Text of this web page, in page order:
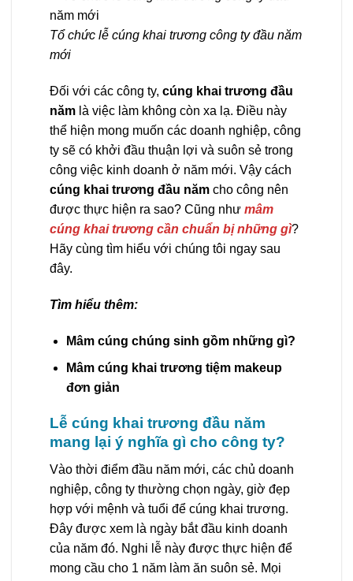
Tổ chức lễ cúng khai trương công ty đầu năm
mới
Đối với các công ty, cúng khai trương đầu
năm là việc làm không còn xa lạ. Điều này
thể hiện mong muốn các doanh nghiệp, công
ty sẽ có khởi đầu thuận lợi và suôn sẻ trong
công việc kinh doanh ở năm mới. Vậy cách
cúng khai trương đầu năm cho công nên
được thực hiện ra sao? Cũng như mâm
cúng khai trương cần chuẩn bị những gì?
Hãy cùng tìm hiểu với chúng tôi ngay sau
đây.
Tìm hiểu thêm:
Mâm cúng chúng sinh gồm những gì?
Mâm cúng khai trương tiệm makeup
đơn giản
Lễ cúng khai trương đầu năm
mang lại ý nghĩa gì cho công ty?
Vào thời điểm đầu năm mới, các chủ doanh
nghiệp, công ty thường chọn ngày, giờ đẹp
hợp với mệnh và tuổi để cúng khai trương.
Đây được xem là ngày bắt đầu kinh doanh
của năm đó. Nghi lễ này được thực hiện để
mong cầu cho 1 năm làm ăn suôn sẻ. Mọi